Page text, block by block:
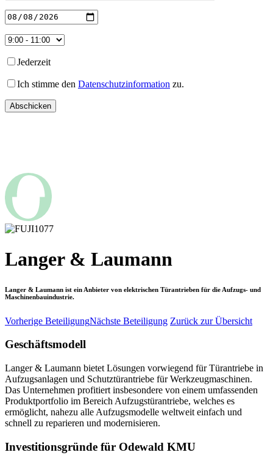
Jederzeit
Ich stimme den Datenschutzinformation zu.
Langer & Laumann
Langer & Laumann ist ein Anbieter von elektrischen Türantrieben für die Aufzugs- und
Maschinenbauindustrie.
Vorherige BeteiligungNächste Beteiligung Zurück zur Übersicht
Geschäftsmodell
Langer & Laumann bietet Lösungen vorwiegend für Türantriebe in
Aufzugsanlagen und Schutztürantriebe für Werkzeugmaschinen.
Das Unternehmen profitiert insbesondere von einem umfassenden
Produktportfolio im Bereich Aufzugstürantriebe, welches es
ermöglicht, nahezu alle Aufzugsmodelle weltweit einfach und
schnell zu reparieren und modernisieren.
Investitionsgründe für Odewald KMU